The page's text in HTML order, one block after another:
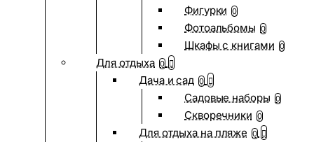
Фигурки 0
Фотоальбомы 0
Шкафы с книгами 0
Для отдыха 0
Дача и сад 0
Садовые наборы 0
Скворечники 0
Для отдыха на пляже 0